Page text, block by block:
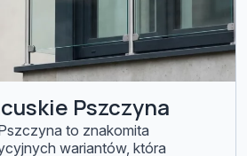
Pszczyna
to znakomita
wariantów, która